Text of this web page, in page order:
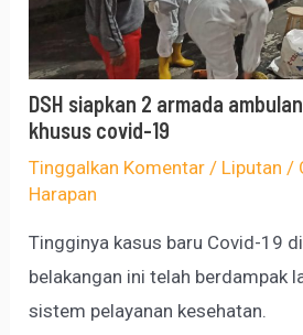
DSH siapkan 2 armada
khusus covid-19
Tinggalkan Komentar / Liputan /
Harapan
Tingginya kasus baru Covid-19
belakangan ini telah berdampak
sistem pelayanan kesehatan.